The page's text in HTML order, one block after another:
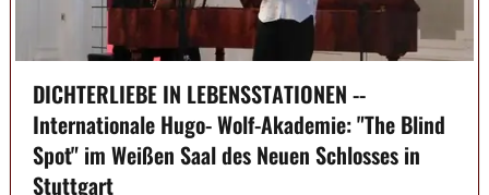
DICHTERLIEBE IN LEBENSSTATIONEN --
Internationale Hugo- Wolf-Akademie: "The Blind
Spot" im Weißen Saal des Neuen Schlosses in
Stuttgart